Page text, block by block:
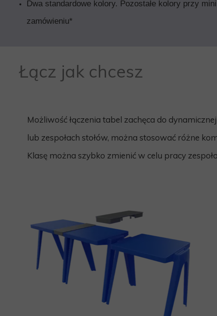
Łącz jak chcesz
Możliwość łączenia tabel zachęca do
lub zespołach stołów, można stosować różne
Klasę można szybko zmienić w celu pracy
Dwa standardowe kolory. Pozostałe kolory przy
zamówieniu*